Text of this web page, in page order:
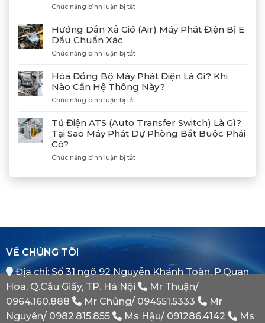
Phát
MGS2300R
Cảng
Chức năng bình luận bị tắtở
Gỡ
Và
Nối
Tác
Cùng
Tân
Giám
Mitsubishi
Heavy
Industries
Khẳng
Vị
Của
Bình
Minh
Hướng Dẫn Xả Gió (Air) Máy Phát Điện Bị E
Dầu Chuẩn Xác
Chức năng bình luận bị tắtở
Dẫn
Xả
Gió
(Air)
Phát
Điện
Bị
Dầu
Xác
Hòa Đồng Bộ Máy Phát Điện Là Gì? Khi
Nào Cần Hệ Thống Này?
Chức năng bình luận bị tắtở
Đồng
Bộ
Máy
Điện
Tủ Điện ATS (Auto Transfer Switch) Là Gì?
Tại Sao Máy Phát Dự Phòng Bắt Buộc Phải
Có?
Chức năng bình luận bị tắtở
Điện
Tại
Sao
Phát
Dự
Phòng
Bắt
Phải
VỀ CHÚNG TÔI
Địa chỉ: Số 31 ngõ 92 Nguyễn Khánh Toàn, P.Quan
Hoa, Q.Cầu Giấy, TP. Hà Nội
Mr Thuận/
0964.160.888
Mr Chủng/ 094551.5333
Mr
Nguyên/ 0982.815.855 Ms Hậu/ 091286.4142
Ms